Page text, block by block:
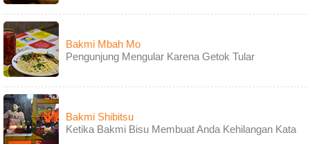
Bakmi Mbah Mo
Pengunjung Mengular Karena Getok Tular
Bakmi Shibitsu
Ketika Bakmi Bisu Membuat Anda Kehilangan Kata